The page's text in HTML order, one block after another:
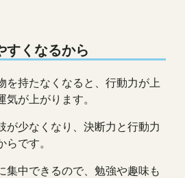
すくなるから
を持たなくなると、行動力が上
が上がります。
が少なくなり、決断力と行動力
です。
集中できるので、勉強や趣味も